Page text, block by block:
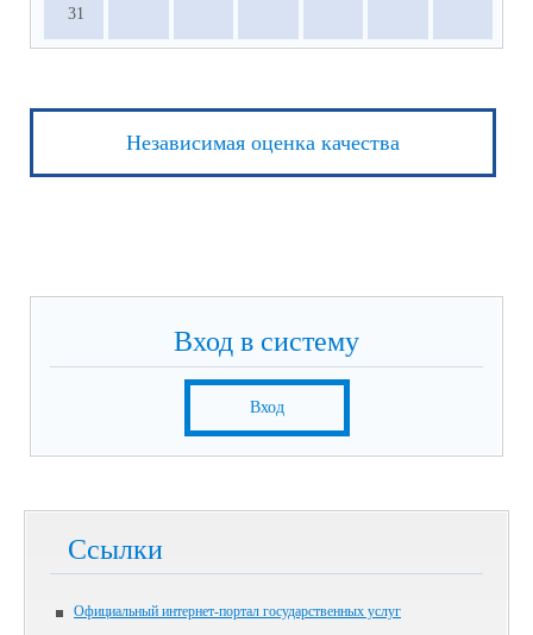
31
Независимая оценка качества
Вход в систему
Вход
Ссылки
Официальный интернет-портал государственных услуг